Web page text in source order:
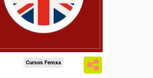
Diploma
Cursos Femxa